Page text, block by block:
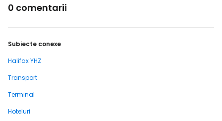
0 comentarii
Subiecte conexe
Halifax YHZ
Transport
Terminal
Hoteluri